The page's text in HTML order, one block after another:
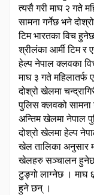
त्यसै गरी माघ २ गते
सामना गर्नेछ भने
टिम भारतका विच
श्रीलंका आर्मी टिम र
हेल्प नेपाल क्लवका
माघ ३ गते
दोश्रो खेलमा
पुलिस क्लवको सामना
अन्तिम खेलमा नेपाल
दोश्रो खेलमा हेल्प
खेल तालिका अनुसार
खेलहरु सञ्चालन
टुङ्गो लाग्नेछ । माघ
हुने छन् ।